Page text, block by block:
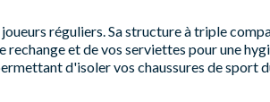
réguliers. Sa structure à triple
et de vos serviettes pour une
d'isoler vos chaussures de sport